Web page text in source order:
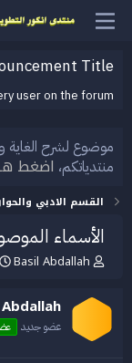
Title
user on the forum.
موضوع لشرح الغاية
منتدياتكم، اضغط
القسم الادبي
الأسماء
ب
د
ل
Basil Abdallah
عضو جديد